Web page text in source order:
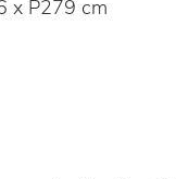
x P279 cm